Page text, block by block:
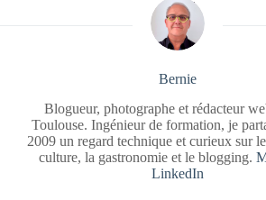
Bernie
Blogueur, photographe et rédacteur
Toulouse. Ingénieur de formation, je
2009 un regard technique et curieux sur
culture, la gastronomie et le blogging.
LinkedIn